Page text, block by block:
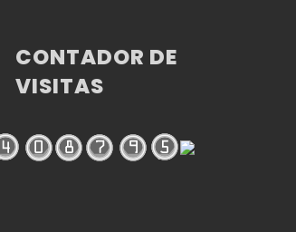
CONTADOR DE
VISITAS